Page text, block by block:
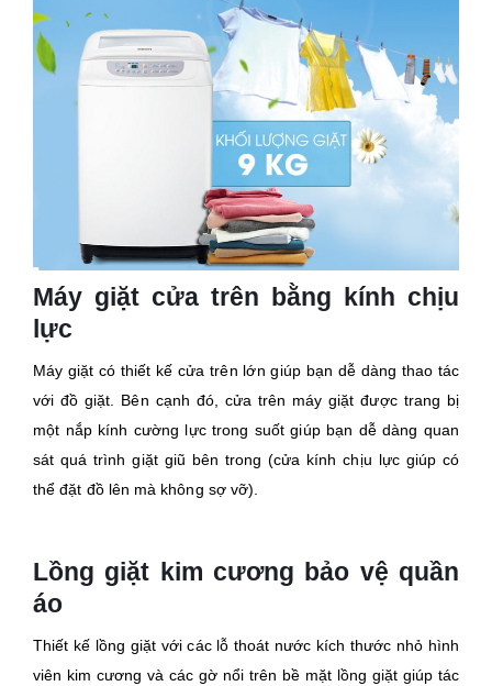
Máy giặt cửa trên bằng kính chịu
lực
Máy giặt có thiết kế cửa trên lớn giúp bạn dễ dàng thao tác
với đồ giặt. Bên cạnh đó, cửa trên máy giặt được trang bị
một nắp kính cường lực trong suốt giúp bạn dễ dàng quan
sát quá trình giặt giũ bên trong (cửa kính chịu lực giúp có
thể đặt đồ lên mà không sợ vỡ).
Lồng giặt kim cương bảo vệ quần
áo
Thiết kế lồng giặt với các lỗ thoát nước kích thước nhỏ hình
viên kim cương và các gờ nổi trên bề mặt lồng giặt giúp tác